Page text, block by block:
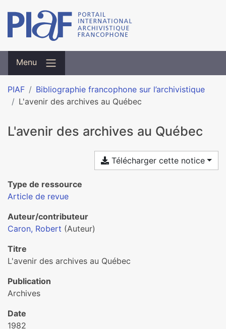
Menu
PIAF
Bibliographie francophone sur l’archivistique
L'avenir des archives au Québec
L'avenir des archives au Québec
Télécharger cette notice
Type de ressource
Article de revue
Auteur/contributeur
Caron, Robert (Auteur)
Titre
L'avenir des archives au Québec
Publication
Archives
Date
1982